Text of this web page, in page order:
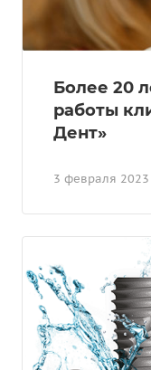
3 февраля 2023
Более 20
работы
Дент»